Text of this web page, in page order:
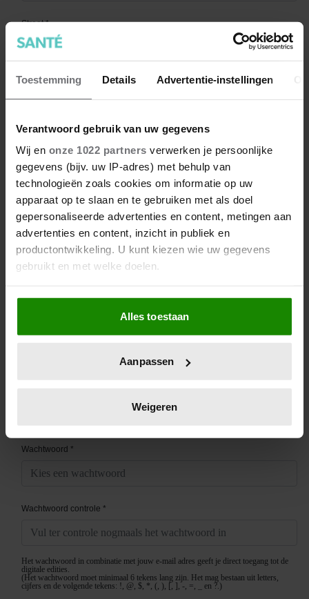
Toestemming Details Advertentie-instellingen
Verantwoord gebruik van uw gegevens
Wij en onze 1022 partners verwerken je persoonlijke
gegevens (bijv. uw IP-adres) met behulp van
technologieën zoals cookies om informatie op uw
apparaat op te slaan en te gebruiken met als doel
gepersonaliseerde advertenties en content, metingen aan
advertenties en content, inzicht in publiek en
productontwikkeling. U kunt kiezen wie uw gegevens
gebruikt en met welke doelen.
Als u het toestaat, willen we ook graag:
Informatie verzamelen over uw geografische
locatie, die tot een paar meter nauwkeurig kan zijn
scannen op specifieke eigenschappen (fingerprinting)
verwerkt en stel uw voorkeuren in het
intrekken in de Cookieverklaring.
We gebruiken cookies om content en advertenties te
en om ons websiteverkeer te analyseren. Ook delen we
partners voor social media, adverteren en analyse. Deze
informatie die u aan ze heeft verstrekt of die ze hebben
verzameld op basis van uw gebruik van hun services. U
Alles toestaan
Aanpassen
Weigeren